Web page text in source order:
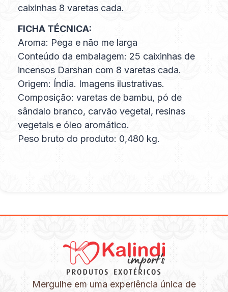
caixinhas 8 varetas cada.
FICHA TÉCNICA:
Aroma: Pega e não me larga
Conteúdo da embalagem: 25 caixinhas de
incensos Darshan com 8 varetas cada.
Origem: Índia. Imagens ilustrativas.
Composição: varetas de bambu, pó de
sândalo branco, carvão vegetal, resinas
vegetais e óleo aromático.
Peso bruto do produto: 0,480 kg.
Mergulhe em uma experiência única de